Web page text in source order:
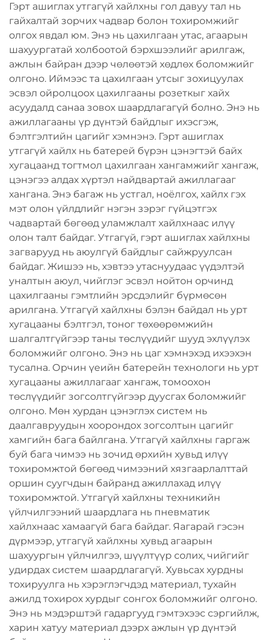
Гэрт ашиглах утгагүй хайлхны гол давуу тал нь
гайхалтай зорчих чадвар болон тохиромжийг
олгох явдал юм. Энэ нь цахилгаан утас, агаарын
шахуургатай холбоотой бэрхшээлийг арилгаж,
ажлын байран дээр чөлөөтэй хөдлөх боломжийг
олгоно. Иймээс та цахилгаан утсыг зохицуулах
эсвэл ойролцоох цахилгааны розеткыг хайх
асуудалд санаа зовох шаардлагагүй болно. Энэ нь
ажиллагааны үр дүнтэй байдлыг ихэсгэж,
бэлтгэлтийн цагийг хэмнэнэ. Гэрт ашиглах
утгагүй хайлх нь батерей бүрэн цэнэгтэй байх
хугацаанд тогтмол цахилгаан хангамжийг хангаж,
цэнэгээ алдах хүртэл найдвартай ажиллагааг
хангана. Энэ багаж нь устгал, ноёлгох, хайлх гэх
мэт олон үйлдлийг нэгэн зэрэг гүйцэтгэх
чадвартай бөгөөд уламжлалт хайлхнаас илүү
олон талт байдаг. Утгагүй, гэрт ашиглах хайлхны
загварууд нь аюулгүй байдлыг сайжруулсан
байдаг. Жишээ нь, хэвтээ утаснуудаас үүдэлтэй
уналтын аюул, чийглэг эсвэл нойтон орчинд
цахилгааны гэмтлийн эрсдэлийг бүрмөсөн
арилгана. Утгагүй хайлхны бэлэн байдал нь урт
хугацааны бэлтгэл, тоног төхөөрөмжийн
шалгалтгүйгээр таны төслүүдийг шууд эхлүүлэх
боломжийг олгоно. Энэ нь цаг хэмнэхэд ихээхэн
тусална. Орчин үеийн батерейн технологи нь урт
хугацааны ажиллагааг хангаж, томоохон
төслүүдийг зогсолтгүйгээр дуусгах боломжийг
олгоно. Мөн хурдан цэнэглэх систем нь
даалгавруудын хоорондох зогсолтын цагийг
хамгийн бага байлгана. Утгагүй хайлхны гаргаж
буй бага чимээ нь зочид өрхийн хувьд илүү
тохиромжтой бөгөөд чимээний хязгаарлалттай
оршин суугчдын байранд ажиллахад илүү
тохиромжтой. Утгагүй хайлхны техникийн
үйлчилгээний шаардлага нь пневматик
хайлхнаас хамаагүй бага байдаг. Яагарай гэсэн
дүрмээр, утгагүй хайлхны хувьд агаарын
шахуургын үйлчилгээ, шүүлтүүр солих, чийгийг
удирдах систем шаардлагагүй. Хувьсах хурдны
тохируулга нь хэрэглэгчдэд материал, тухайн
ажилд тохирох хурдыг сонгох боломжийг олгоно.
Энэ нь мэдэрштэй гадаргууд гэмтэхээс сэргийлж,
харин хатуу материал дээрх ажлын үр дүнтэй